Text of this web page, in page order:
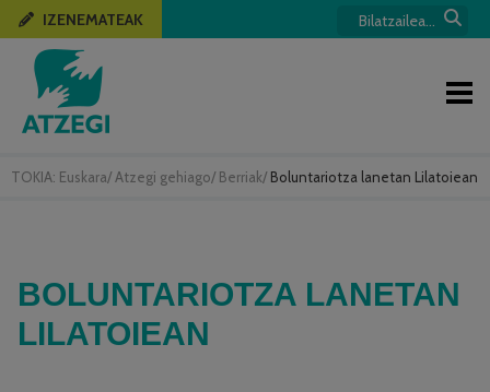
TOKIA: Euskara/ Atzegi gehiago/ Berriak/ Boluntariotza lanetan Lilatoiean
IZENEMATEAK
BOLUNTARIOTZA LANETAN
LILATOIEAN